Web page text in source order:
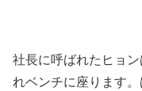
社長に呼ばれたヒョ
れベンチに座ります